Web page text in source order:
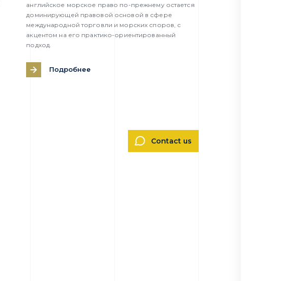
английское морское право по-прежнему остается
доминирующей правовой основой в сфере
международной торговли и морских споров, с
акцентом на его практико-ориентированный
подход.
Подробнее
Contact us